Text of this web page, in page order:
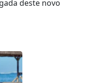
deste novo